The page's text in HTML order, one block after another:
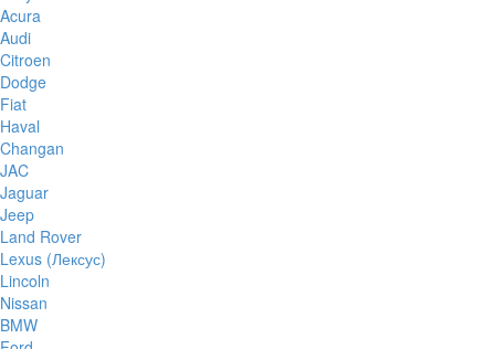
Acura
Audi
Citroen
Dodge
Fiat
Haval
Changan
JAC
Jaguar
Jeep
Land Rover
Lexus (Лексус)
Lincoln
Nissan
BMW